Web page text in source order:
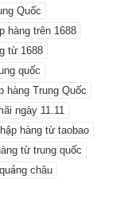
Quốc
hàng trên 1688
từ 1688
quốc
hàng Trung Quốc
ngày 11.11
hàng từ taobao
từ trung quốc
châu